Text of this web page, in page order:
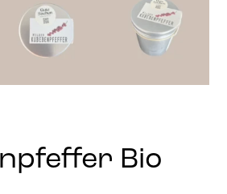
Bio